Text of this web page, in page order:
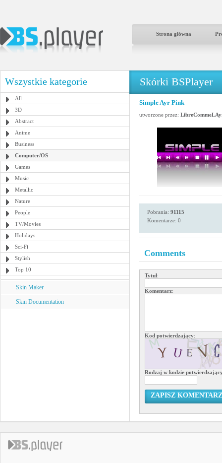
Strona główna
Wszystkie kategorie
All
3D
Abstract
Anime
Business
Computer/OS
Games
Music
Metallic
Nature
People
TV/Movies
Holidays
Sci-Fi
Stylish
Top 10
Skin Maker
Skin Documentation
Skórki BSPlayer
Simple Ayr Pink
utworzone przez:
Pobrania: 91115
Komentarze: 0
Comments
Tytuł:
Komentarz:
Kod potwierdzający:
Rodzaj w kodzie
ZAPISZ KOMENTARZ